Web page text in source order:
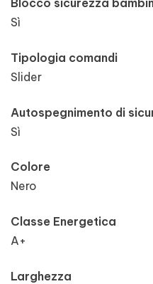
Blocco sicurezza
Sì
Tipologia comandi
Slider
Autospegnimento di
Sì
Colore
Nero
Classe Energetica
A+
Larghezza